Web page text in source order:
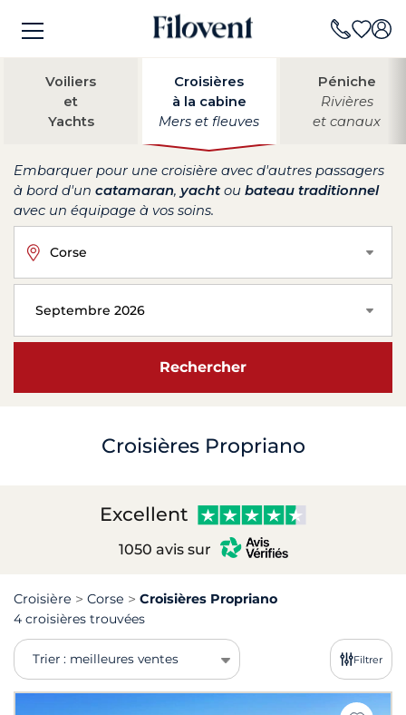
Voiliers
et
Yachts
Croisières
à la cabine
Mers et fleuves
Péniche
Rivières
et canaux
Embarquer pour une croisière avec d'autres passagers
à bord d'un catamaran, yacht ou bateau traditionnel
avec un équipage à vos soins.
Corse
Septembre 2026
Rechercher
Croisières Propriano
Excellent
1050 avis sur
Croisière Corse
Croisières Propriano
4 croisières trouvées
Trier : meilleures ventes Filtrer